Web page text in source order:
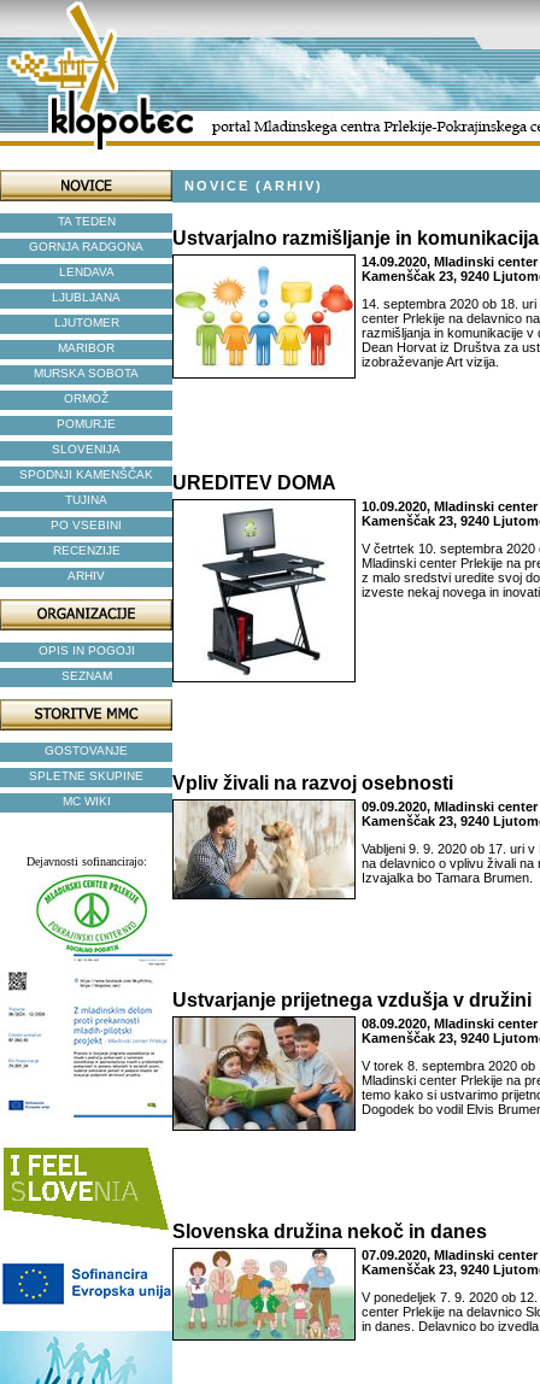
TA TEDEN
GORNJA RADGONA
LENDAVA
LJUBLJANA
LJUTOMER
MARIBOR
MURSKA SOBOTA
ORMOŽ
POMURJE
SLOVENIJA
SPODNJI KAMENŠČAK
TUJINA
PO VSEBINI
RECENZIJE
ARHIV
OPIS IN POGOJI
SEZNAM
GOSTOVANJE
SPLETNE SKUPINE
MC WIKI
Dejavnosti sofinancirajo:
NOVICE (ARHIV)
Ustvarjalno razmišljanje in
14.09.2020, Mladinski
Kamenščak 23, 9240
14. septembra 2020 ob 18.
center Prlekije na delavnico
razmišljanja in komunikacije v
Dean Horvat iz Društva za
izobraževanje Art vizija.
UREDITEV DOMA
10.09.2020, Mladinski
Kamenščak 23, 9240
V četrtek 10. septembra 2020
Mladinski center Prlekije na
z malo sredstvi uredite svoj
izveste nekaj novega in
Vpliv živali na razvoj osebnosti
09.09.2020, Mladinski
Kamenščak 23, 9240
Vabljeni 9. 9. 2020 ob 17. uri
na delavnico o vplivu živali na
Izvajalka bo Tamara Brumen.
Ustvarjanje prijetnega vzdušja v družini
08.09.2020, Mladinski
Kamenščak 23, 9240
V torek 8. septembra 2020 ob
Mladinski center Prlekije na
temo kako si ustvarimo
Dogodek bo vodil Elvis
Slovenska družina nekoč in danes
07.09.2020, Mladinski
Kamenščak 23, 9240
V ponedeljek 7. 9. 2020 ob
center Prlekije na delavnico
in danes. Delavnico bo